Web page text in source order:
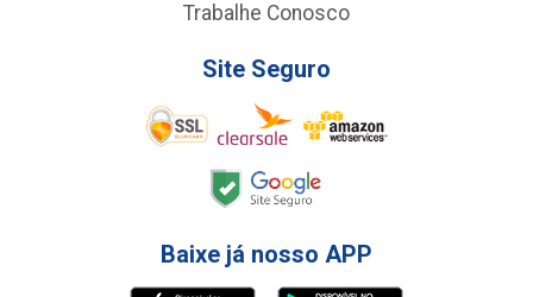
Trabalhe Conosco
Site Seguro
Baixe já nosso APP